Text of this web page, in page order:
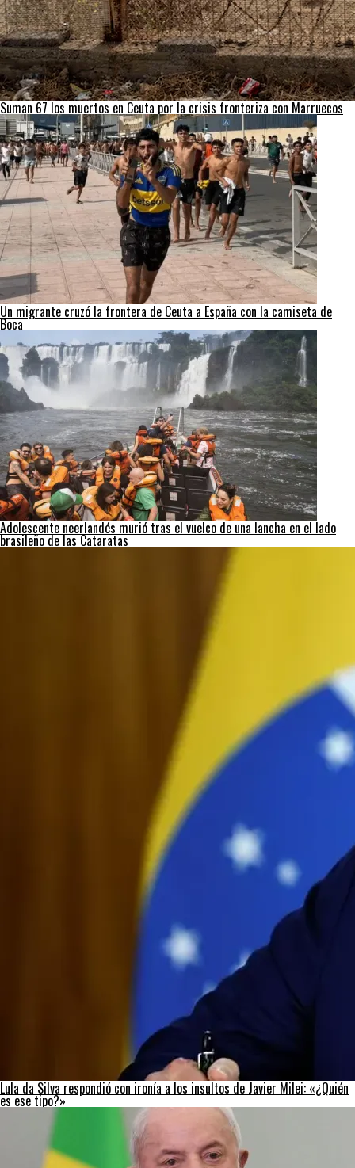
Suman 67 los muertos en Ceuta por la crisis fronteriza con Marruecos
Un migrante cruzó la frontera de Ceuta a España con la camiseta de
Boca
Adolescente neerlandés murió tras el vuelco de una lancha en el lado
brasileño de las Cataratas
Lula da Silva respondió con ironía a los insultos de Javier Milei: «¿Quién
es ese tipo?»